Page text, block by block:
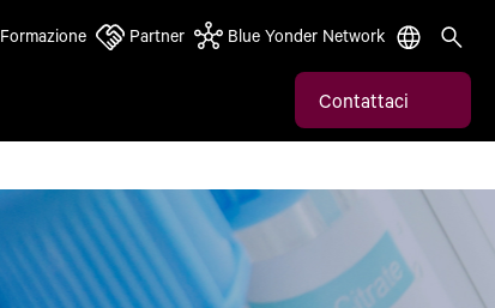
Formazione Partner Blue Yonder Network
Contattaci